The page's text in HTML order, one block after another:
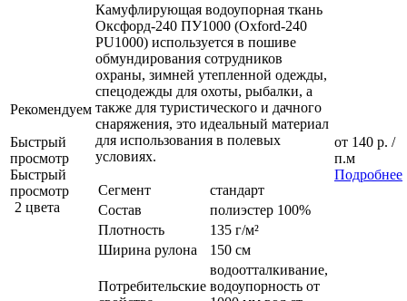
Рекомендуем
Быстрый
просмотр
Быстрый
просмотр
2 цвета
Камуфлирующая водоупорная ткань
Оксфорд-240 ПУ1000 (Oxford-240
PU1000) используется в пошиве
обмундирования сотрудников
охраны, зимней утепленной одежды,
спецодежды для охоты, рыбалки, а
также для туристического и дачного
снаряжения, это идеальный материал
для использования в полевых
условиях.
Сегмент
стандарт
Состав
полиэстер 100%
Плотность
135 г/м²
Ширина рулона
150 см
Потребительские
водоотталкивание,
водоупорность от
от 140 р. /
п.м
Подробнее